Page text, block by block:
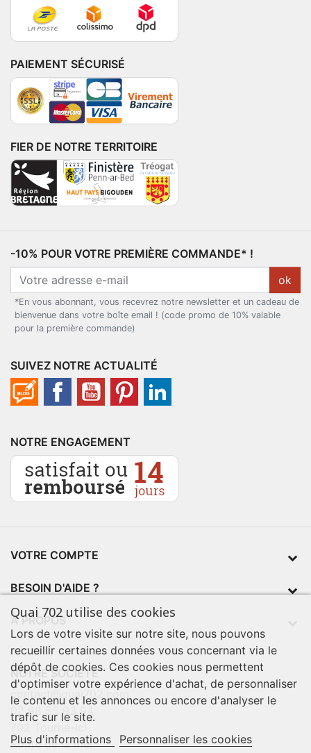
PAIEMENT SÉCURISÉ
FIER DE NOTRE TERRITOIRE
-10% POUR VOTRE PREMIÈRE COMMANDE* !
ok
*En vous abonnant, vous recevrez notre newsletter et un cadeau de
bienvenue dans votre boîte email ! (code promo de 10% valable
pour la première commande)
SUIVEZ NOTRE ACTUALITÉ
NOTRE ENGAGEMENT
VOTRE COMPTE
BESOIN D'AIDE ?
À PROPOS
NOTRE SOCIÉTÉ
contact@quai702.com
02 98 55 93 94
Route de la mer
Quai 702 utilise des cookies
Lors de votre visite sur notre site, nous pouvons
recueillir certaines données vous concernant via le
dépôt de cookies. Ces cookies nous permettent
d'optimiser votre expérience d'achat, de personnaliser
le contenu et les annonces ou encore d'analyser le
trafic sur le site.
Plus d'informations
Personnaliser les cookies